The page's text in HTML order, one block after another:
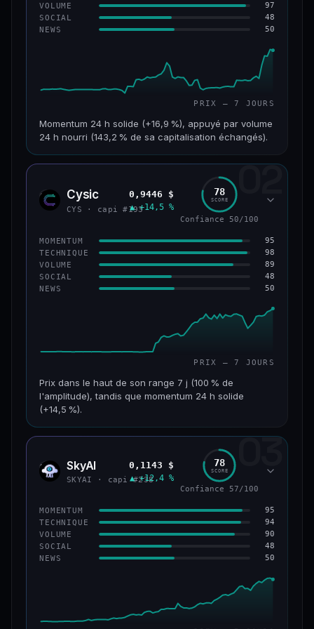
VOLUME 97
SOCIAL 48
NEWS 50
PRIX — 7 JOURS
Momentum 24 h solide (+16,9 %), appuyé par volume
24 h nourri (143,2 % de sa capitalisation échangés).
CAP. MARCHÉ VOLUME 24 H
VAR. 7 J VAR. 30 J
−10,2 %
VS ATH
−42,1 %
CONFIANCE 43/100
02
CYS Cysic
CYS · capi #193
0,9446 $
▲ +14,5 %
78
SCORE
Confiance 50/100
MOMENTUM 95
TECHNIQUE 98
VOLUME 89
SOCIAL 48
NEWS 50
PRIX — 7 JOURS
Prix dans le haut de son range 7 j (100 % de
l'amplitude), tandis que momentum 24 h solide
(+14,5 %).
CAP. MARCHÉ VOLUME 24 H
VAR. 7 J VAR. 30 J
+211,4 %
VS ATH
−3,2 % #193
CONFIANCE 50/100
03
SKYA SkyAI
SKYAI · capi #238
0,1143 $
▲ +12,4 %
78
SCORE
Confiance 57/100
MOMENTUM 95
TECHNIQUE 94
VOLUME 90
SOCIAL 48
NEWS 50